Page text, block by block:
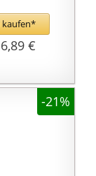
Er
kaufen*
6,89 €
-21%